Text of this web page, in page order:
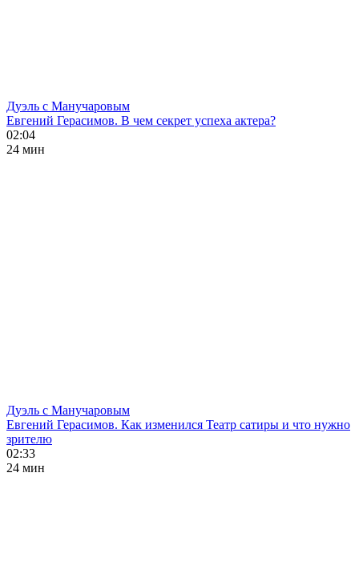
Дуэль с Манучаровым
Евгений Герасимов. В чем секрет успеха актера?
02:04
24 мин
Дуэль с Манучаровым
Евгений Герасимов. Как изменился Театр сатиры и что нужно
зрителю
02:33
24 мин